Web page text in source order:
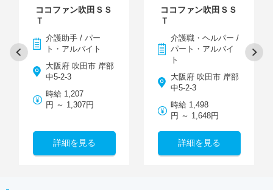
ココファン吹田ＳＳ
Ｔ
介護助手 / パー
ト・アルバイト
大阪府 吹田市 岸部
中5-2-3
時給 1,207
円 ～ 1,307円
詳細を見る
ココファン吹田ＳＳ
Ｔ
介護職・ヘルパー /
パート・アルバイ
ト
大阪府 吹田市 岸部
中5-2-3
時給 1,498
円 ～ 1,648円
詳細を見る